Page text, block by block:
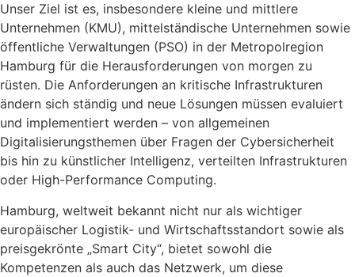
Unser Ziel ist es, insbesondere kleine und mittlere
Unternehmen (KMU), mittelständische Unternehmen sowie
öffentliche Verwaltungen (PSO) in der Metropolregion
Hamburg für die Herausforderungen von morgen zu
rüsten. Die Anforderungen an kritische Infrastrukturen
ändern sich ständig und neue Lösungen müssen evaluiert
und implementiert werden – von allgemeinen
Digitalisierungsthemen über Fragen der Cybersicherheit
bis hin zu künstlicher Intelligenz, verteilten Infrastrukturen
oder High-Performance Computing.
Hamburg, weltweit bekannt nicht nur als wichtiger
europäischer Logistik- und Wirtschaftsstandort sowie als
preisgekrönte „Smart City“, bietet sowohl die
Kompetenzen als auch das Netzwerk, um diese